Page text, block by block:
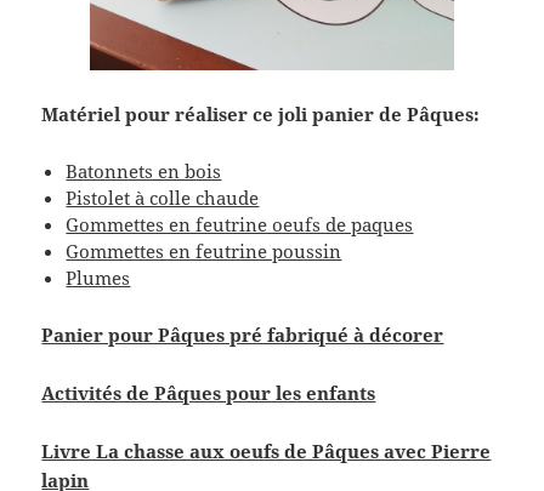
Matériel pour réaliser ce joli panier de Pâques:
Batonnets en bois
Pistolet à colle chaude
Gommettes en feutrine oeufs de paques
Gommettes en feutrine poussin
Plumes
Panier pour Pâques pré fabriqué à décorer
Activités de Pâques pour les enfants
Livre La chasse aux oeufs de Pâques avec Pierre
lapin